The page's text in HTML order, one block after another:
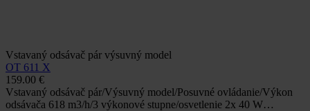
Vstavaný odsávač pár výsuvný model
OT 611 X
159.00 €
Vstavaný odsávač pár/Výsuvný model/Posuvné ovládanie/Výkon
odsávača 618 m3/h/3 výkonové stupne/osvetlenie 2x 40 W…